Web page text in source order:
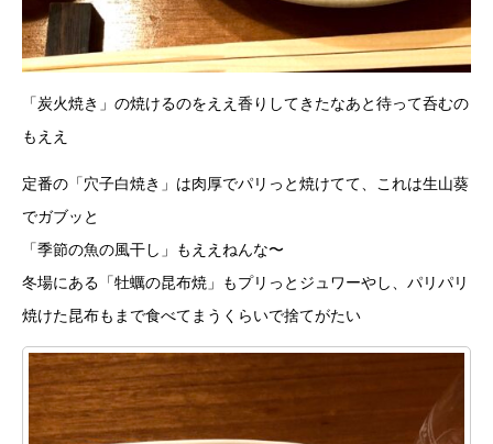
「炭火焼き」の焼けるのをええ香りしてきたなあと待って呑むの
もええ
定番の「穴子白焼き」は肉厚でパリっと焼けてて、これは生山葵
でガブッと
「季節の魚の風干し」もええねんな〜
冬場にある「牡蠣の昆布焼」もプリっとジュワーやし、パリパリ
焼けた昆布もまで食べてまうくらいで捨てがたい